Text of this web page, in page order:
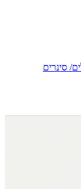
סינרים